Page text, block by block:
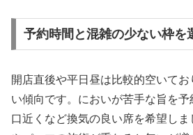
予約時間と混雑の少ない枠を
開店直後や平日昼は比較的空いて
い傾向です。においが苦手な旨を予
口近くなど換気の良い席を希望し